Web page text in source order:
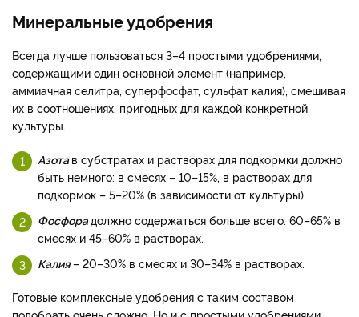
Минеральные удобрения
Всегда лучше пользоваться 3–4 простыми удобрениями,
содержащими один основной элемент (например,
аммиачная селитра, суперфосфат, сульфат калия), смешивая
их в соотношениях, пригодных для каждой конкретной
культуры.
Азотав субстратах и растворах для подкормки должно
быть немного: в смесях – 10–15%, в растворах для
подкормок – 5–20% (в зависимости от культуры).
Фосфорадолжно содержаться больше всего: 60–65% в
смесях и 45–60% в растворах.
Калия– 20–30% в смесях и 30–34% в растворах.
Готовые комплексные удобрения с таким составом